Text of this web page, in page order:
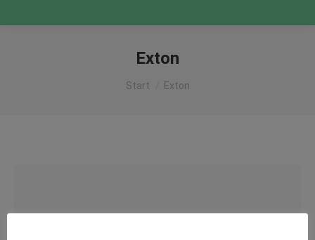
Exton
Sie befinden sich hier:
Start Exton